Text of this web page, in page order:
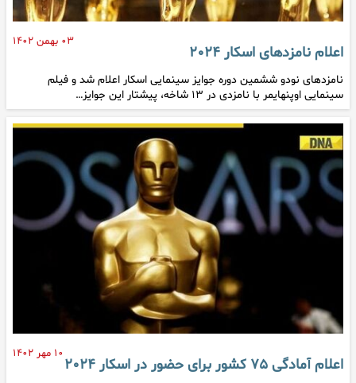
۰۳ بهمن ۱۴۰۲
اعلام نامزدهای اسکار ۲۰۲۴
نامزدهای نودو ششمین دوره جوایز سینمایی اسکار اعلام شد و فیلم
سینمایی اوپنهایمر با نامزدی در ۱۳ شاخه، پیشتار این جوایز…
۱۰ مهر ۱۴۰۲
اعلام آمادگی ۷۵ کشور برای حضور در اسکار ۲۰۲۴